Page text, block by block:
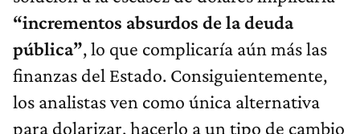
“incrementos absurdos de la deuda
pública”, lo que complicaría aún más las
finanzas del Estado. Consiguientemente,
los analistas ven como única alternativa
para dolarizar, hacerlo a un tipo de cambio